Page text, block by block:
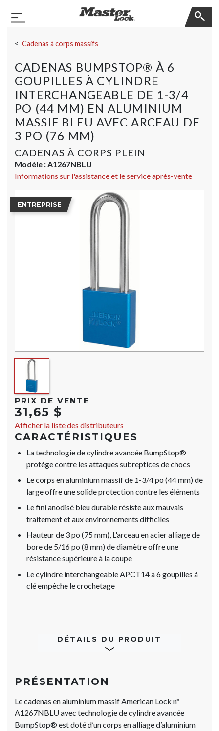
Basculer la navigation
Cadenas à corps massifs
CADENAS BUMPSTOP® À 6
GOUPILLES À CYLINDRE
INTERCHANGEABLE DE 1-3/4
PO (44 MM) EN ALUMINIUM
MASSIF BLEU AVEC ARCEAU DE
3 PO (76 MM)
CADENAS À CORPS PLEIN
Modèle :A1267NBLU
Informations sur l'assistance et le service après-vente
ENTREPRISE
PRIX DE VENTE
31,65 $
Afficher la liste des distributeurs
CARACTÉRISTIQUES
La technologie de cylindre avancée BumpStop®
protège contre les attaques subreptices de chocs
Le corps en aluminium massif de 1-3/4 po (44 mm) de
large offre une solide protection contre les éléments
Le fini anodisé bleu durable résiste aux mauvais
traitement et aux environnements difficiles
Hauteur de 3 po (75 mm), L'arceau en acier alliage de
bore de 5/16 po (8 mm) de diamètre offre une
résistance supérieure à la coupe
Le cylindre interchangeable APCT14 à 6 goupilles à
clé empêche le crochetage
DÉTAILS DU PRODUIT
PRÉSENTATION
Le cadenas en aluminium massif American Lock n°
A1267NBLU avec technologie de cylindre avancée
BumpStop® est doté d’un corps en alliage d’aluminium